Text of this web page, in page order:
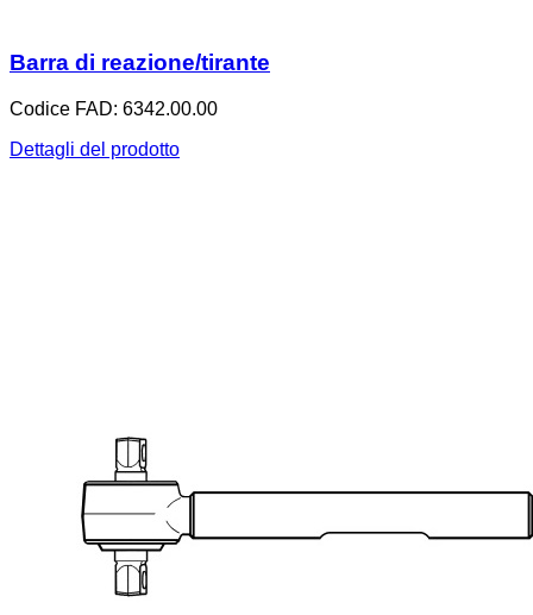
Barra di reazione/tirante
Codice FAD: 6342.00.00
Dettagli del prodotto